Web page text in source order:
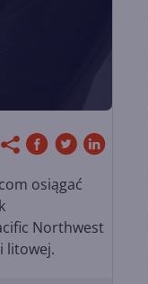
osiągać
Northwest
litowej.